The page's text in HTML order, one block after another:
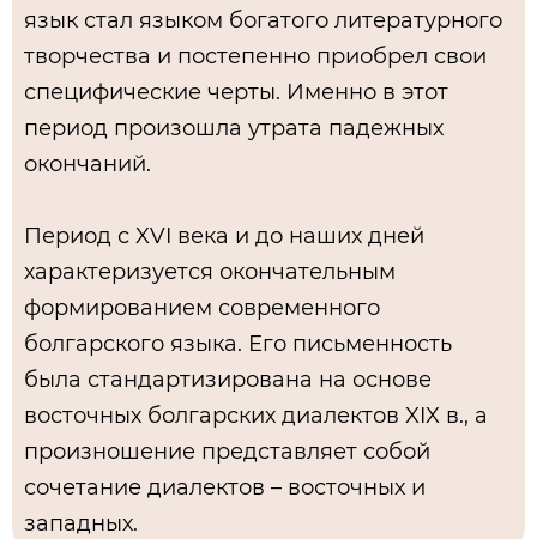
язык стал языком богатого литературного
творчества и постепенно приобрел свои
специфические черты. Именно в этот
период произошла утрата падежных
окончаний.
Период с XVI века и до наших дней
характеризуется окончательным
формированием современного
болгарского языка. Его письменность
была стандартизирована на основе
восточных болгарских диалектов XIX в., а
произношение представляет собой
сочетание диалектов – восточных и
западных.